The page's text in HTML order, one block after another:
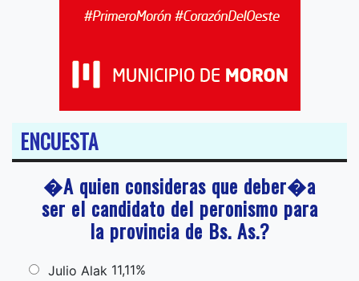
ENCUESTA
�A quien consideras que deber�a
ser el candidato del peronismo para
la provincia de Bs. As.?
Julio Alak 11,11%